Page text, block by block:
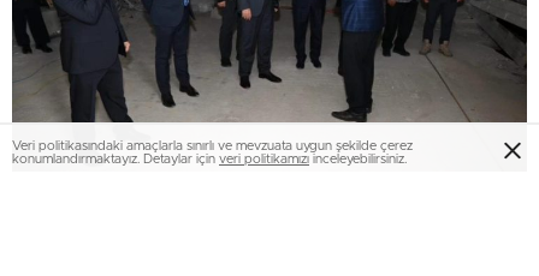
Veri politikasındaki amaçlarla sınırlı ve mevzuata uygun şekilde çerez
konumlandırmaktayız. Detaylar için veri politikamızı inceleyebilirsiniz.